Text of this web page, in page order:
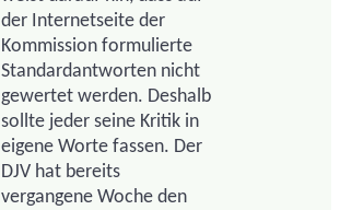
der Internetseite der
Kommission formulierte
Standardantworten nicht
gewertet werden. Deshalb
sollte jeder seine Kritik in
eigene Worte fassen. Der
DJV hat bereits
vergangene Woche den